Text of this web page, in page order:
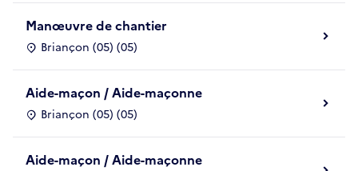
Manœuvre de chantier
Briançon (05) (05)
Aide-maçon / Aide-maçonne
Briançon (05) (05)
Aide-maçon / Aide-maçonne